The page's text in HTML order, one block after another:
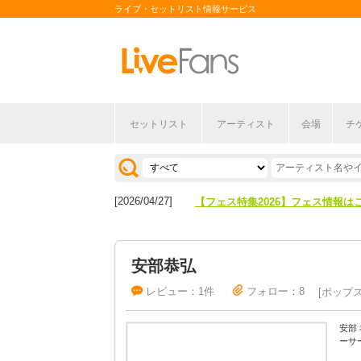
ライブ・セットリスト情報サービス
セットリスト アーティスト 会場 チ
[2026/07/28] 【ライブ動員ランキング】2026年
[2026/04/27] 【フェス特集2026】フェス情報は
安部恭弘
レビュー：1件 フォロー：8 ポップ
安部
ーサ